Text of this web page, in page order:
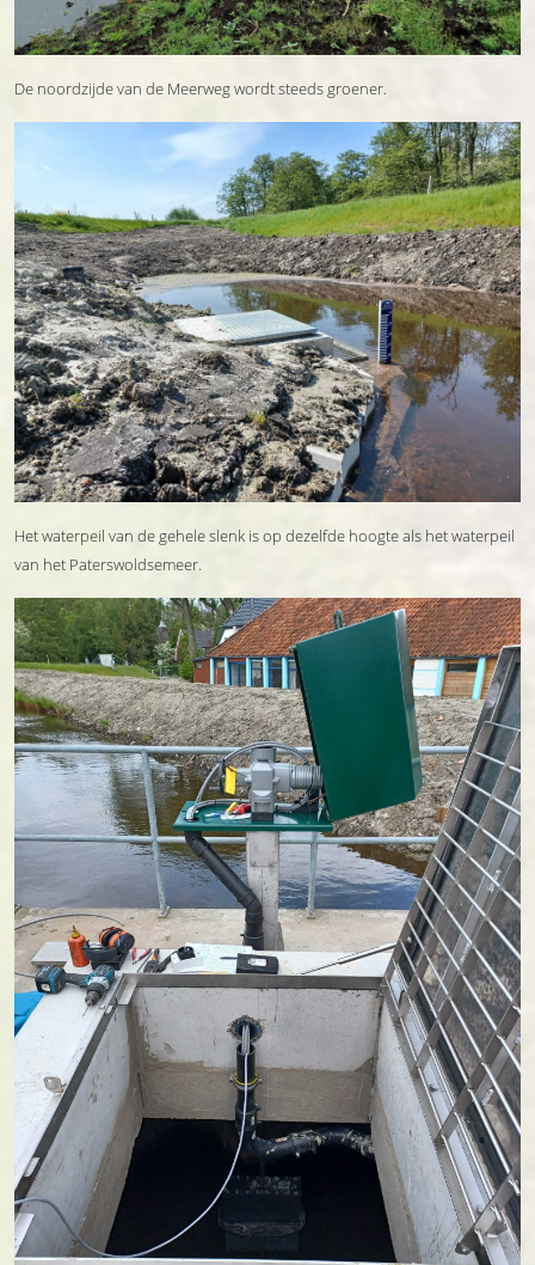
De noordzijde van de Meerweg wordt steeds groener.
Het waterpeil van de gehele slenk is op dezelfde hoogte als het waterpeil
van het Paterswoldsemeer.